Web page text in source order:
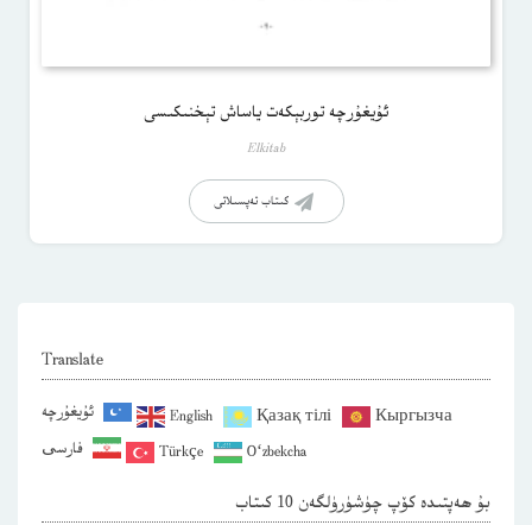
ئۇيغۇرچە توربېكەت ياساش تېخنىكىسى
Elkitab
كىتاب تەپسىلاتى
Translate
ئۇيغۇرچە English Қазақ тілі
Кыргызча
فارسی
Türkçe O‘zbekcha
بۇ ھەپتىدە كۆپ چۈشۈرۈلگەن 10 كىتاب